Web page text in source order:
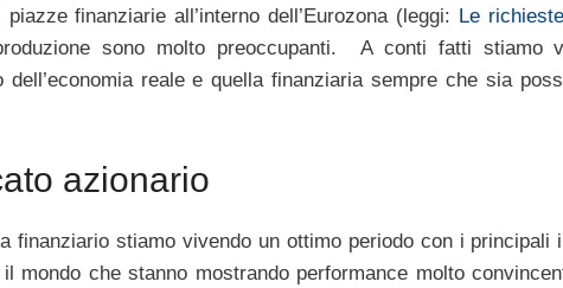
finanziarie all’interno dell’Eurozona (leggi: Le
sono molto preoccupanti. A conti fatti stiamo
dell’economia reale e quella finanziaria sempre che sia
azionario
finanziario stiamo vivendo un ottimo periodo con i principali
mondo che stanno mostrando performance molto